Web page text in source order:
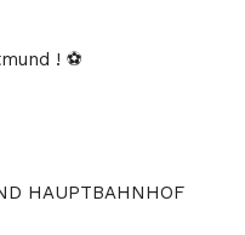
! ⚽️
HAUPTBAHNHOF